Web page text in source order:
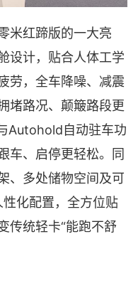
米红蹄版的一大亮
设计，贴合人体工学
劳，全车降噪、减震
堵路况、颠簸路段更
Autohold自动驻车功
车、启停更轻松。同
、多处储物空间及可
化配置，全方位贴
传统轻卡“能跑不舒